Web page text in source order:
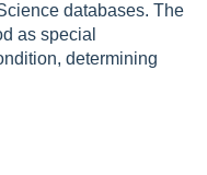
databases. The
as special
determining